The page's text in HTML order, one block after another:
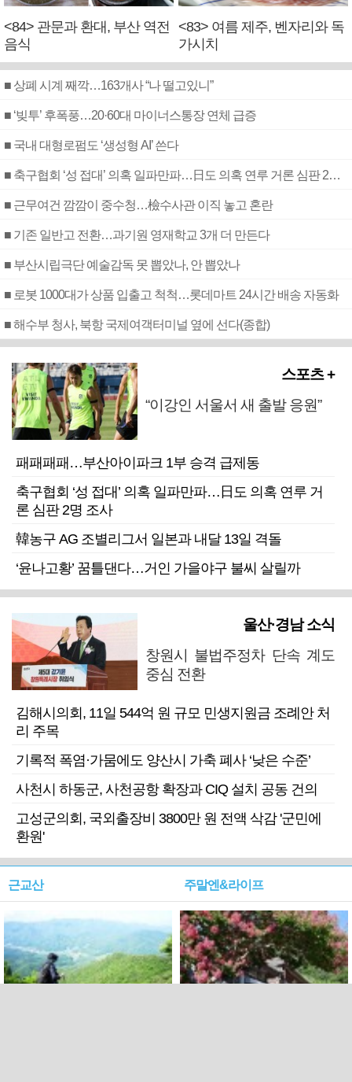
<84> 관문과 환대, 부산 역전
음식
<83> 여름 제주, 벤자리와 독
가시치
■ 상폐 시계 째깍…163개사 “나 떨고있니”
■ ‘빚투’ 후폭풍…20·60대 마이너스통장 연체 급증
■ 국내 대형로펌도 ‘생성형 AI’ 쓴다
■ 축구협회 ‘성 접대’ 의혹 일파만파…日도 의혹 연루 거론 심판 2명 조사
■ 근무여건 깜깜이 중수청…檢수사관 이직 놓고 혼란
■ 기존 일반고 전환…과기원 영재학교 3개 더 만든다
■ 부산시립극단 예술감독 못 뽑았나, 안 뽑았나
■ 로봇 1000대가 상품 입출고 척척…롯데마트 24시간 배송 자동화
■ 해수부 청사, 북항 국제여객터미널 옆에 선다(종합)
스포츠 +
“이강인 서울서 새 출발 응원”
패패패패…부산아이파크 1부 승격 급제동
축구협회 ‘성 접대’ 의혹 일파만파…日도 의혹 연루 거
론 심판 2명 조사
韓농구 AG 조별리그서 일본과 내달 13일 격돌
‘윤나고황’ 꿈틀댄다…거인 가을야구 불씨 살릴까
울산·경남 소식
창원시 불법주정차 단속 계도
중심 전환
김해시의회, 11일 544억 원 규모 민생지원금 조례안 처
리 주목
기록적 폭염·가뭄에도 양산시 가축 폐사 ‘낮은 수준’
사천시 하동군, 사천공항 확장과 CIQ 설치 공동 건의
고성군의회, 국외출장비 3800만 원 전액 삭감 '군민에
환원'
근교산 주말엔&라이프